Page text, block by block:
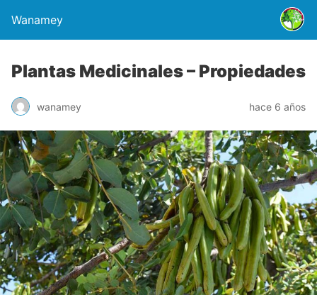
Wanamey
Plantas Medicinales – Propiedades
wanamey hace 6 años